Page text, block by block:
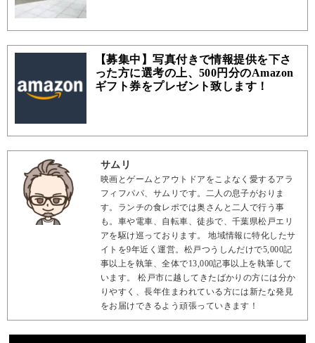
【募集中】写真付きで情報提供を下さ
った方に選考の上、500円分のAmazon
ギフト券をプレゼント致します！
サムリ
映画とゲームとアウトドアをこよなく愛するアラ
フィフパパ、サムリです。二人の息子がおりま
す。ランチの食レポでは奥さんと二人で行う事
も。車や電車、自転車、徒歩で、千葉県松戸エリ
アを駆け巡っております。 地域情報に特化したサ
イトを9年近く運営。松戸つうしんだけで5,000記
事以上を執筆、全体で13,000記事以上を執筆して
います。 松戸市に越してきたばかりの方には分か
りやすく、長年住まわれている方には新たな発見
をお届けできるよう頑張っていきます！